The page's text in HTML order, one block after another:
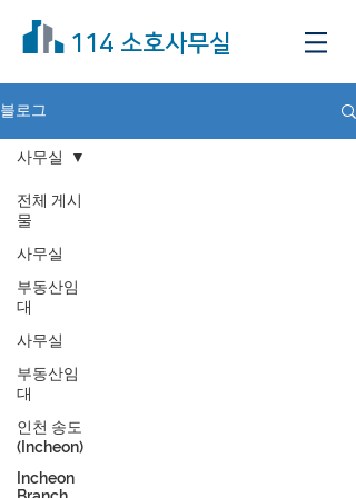
114 소호사무실
블로그
전체 게시
물
사무실
부동산임
대
사무실
부동산임
대
인천 송도
(Incheon)
Incheon
사무실